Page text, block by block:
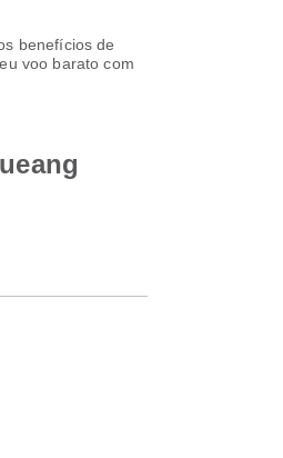
benefícios de
voo barato com